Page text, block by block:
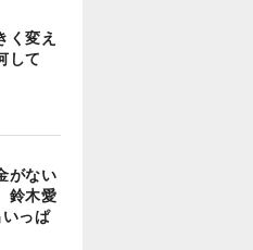
く変え
して
がない
鈴木愛
っぱ